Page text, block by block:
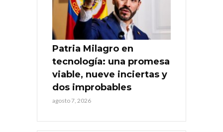
Patria Milagro en
tecnología: una promesa
viable, nueve inciertas y
dos improbables
agosto 7, 2026